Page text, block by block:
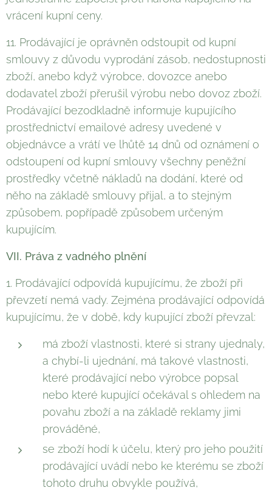
vrácení kupní ceny.
11. Prodávající je oprávněn odstoupit od kupní
smlouvy z důvodu vyprodání zásob, nedostupnosti
zboží, anebo když výrobce, dovozce anebo
dodavatel zboží přerušil výrobu nebo dovoz zboží.
Prodávající bezodkladně informuje kupujícího
prostřednictví emailové adresy uvedené v
objednávce a vrátí ve lhůtě 14 dnů od oznámení o
odstoupení od kupní smlouvy všechny peněžní
prostředky včetně nákladů na dodání, které od
něho na základě smlouvy přijal, a to stejným
způsobem, popřípadě způsobem určeným
kupujícím.
VII. Práva z vadného plnění
1. Prodávající odpovídá kupujícímu, že zboží při
převzetí nemá vady. Zejména prodávající odpovídá
kupujícímu, že v době, kdy kupující zboží převzal:
má zboží vlastnosti, které si strany ujednaly,
a chybí-li ujednání, má takové vlastnosti,
které prodávající nebo výrobce popsal
nebo které kupující očekával s ohledem na
povahu zboží a na základě reklamy jimi
prováděné,
se zboží hodí k účelu, který pro jeho použití
prodávající uvádí nebo ke kterému se zboží
tohoto druhu obvykle používá,